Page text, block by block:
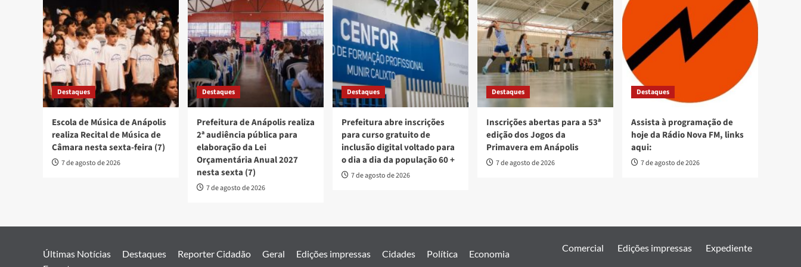
Destaques
Escola de Música de Anápolis
realiza Recital de Música de
Câmara nesta sexta-feira (7)
7 de agosto de 2026
Destaques
Prefeitura de Anápolis realiza
2ª audiência pública para
elaboração da Lei
Orçamentária Anual 2027
nesta sexta (7)
7 de agosto de 2026
Destaques
Prefeitura abre inscrições
para curso gratuito de
inclusão digital voltado para
o dia a dia da população 60 +
7 de agosto de 2026
Destaques
Inscrições abertas para a 53ª
edição dos Jogos da
Primavera em Anápolis
7 de agosto de 2026
Destaques
Assista à programação de
hoje da Rádio Nova FM, links
aqui:
7 de agosto de 2026
Últimas Notícias Destaques Reporter Cidadão Geral Edições impressas Cidades Política
Economia
Comercial Edições impressas Expediente